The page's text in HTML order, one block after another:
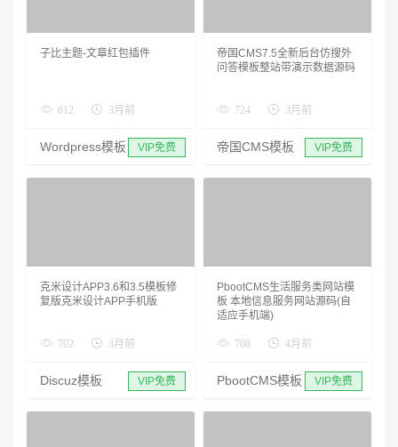
子比主题-文章红包插件
612 3月前
Wordpress模板 VIP免费
帝国CMS7.5全新后台仿搜外
问答模板整站带演示数据源码
724 3月前
帝国CMS模板 VIP免费
克米设计APP3.6和3.5模板修
复版克米设计APP手机版
702 3月前
Discuz模板 VIP免费
PbootCMS生活服务类网站模
板 本地信息服务网站源码(自
适应手机端)
708 4月前
PbootCMS模板 VIP免费